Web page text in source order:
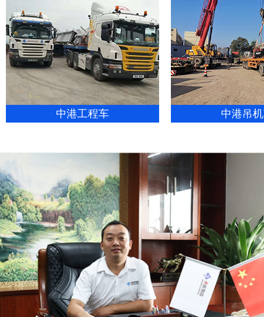
中港工程车 中港吊